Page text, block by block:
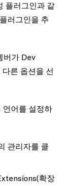
플러그인과 같
러그인을 추
버가 Dev
른 옵션을 선
언어를 설정하
관리자를 클
(확장